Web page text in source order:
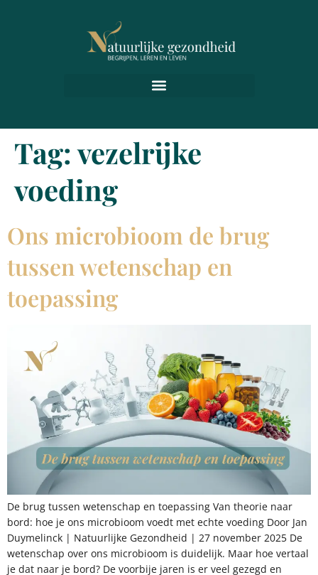
Tag:vezelrijke
voeding
Ons microbioom de brug
tussen wetenschap en
toepassing
De brug tussen wetenschap en toepassing Van theorie naar
bord: hoe je ons microbioom voedt met echte voeding Door Jan
Duymelinck | Natuurlijke Gezondheid | 27 november 2025 De
wetenschap over ons microbioom is duidelijk. Maar hoe vertaal
je dat naar je bord? De voorbije jaren is er veel gezegd en